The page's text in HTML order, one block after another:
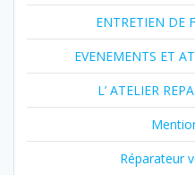
ENTRETIEN DE
EVENEMENTS ET
L’ ATELIER
Réparateur